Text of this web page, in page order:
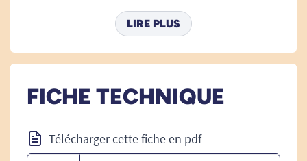
de se pencher, de chuter et prévient l'apparition
l'utilisateur ne peut donc pas de détacher par
lui-même.
LIRE PLUS
FICHE TECHNIQUE
Télécharger cette fiche en pdf